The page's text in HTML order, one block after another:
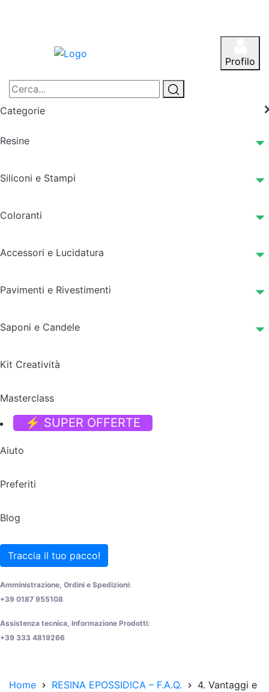
Profilo
Categorie
Resine
Siliconi e Stampi
Coloranti
Accessori e Lucidatura
Pavimenti e Rivestimenti
Saponi e Candele
Kit Creatività
Masterclass
⚡ SUPER OFFERTE
Aiuto
Preferiti
Blog
Traccia il tuo pacco!
Amministrazione, Ordini e Spedizioni:
+39 0187 955108
Assistenza tecnica, Informazione Prodotti:
+39 333 4819266
Home RESINA EPOSSIDICA – F.A.Q.
4. Vantaggi e